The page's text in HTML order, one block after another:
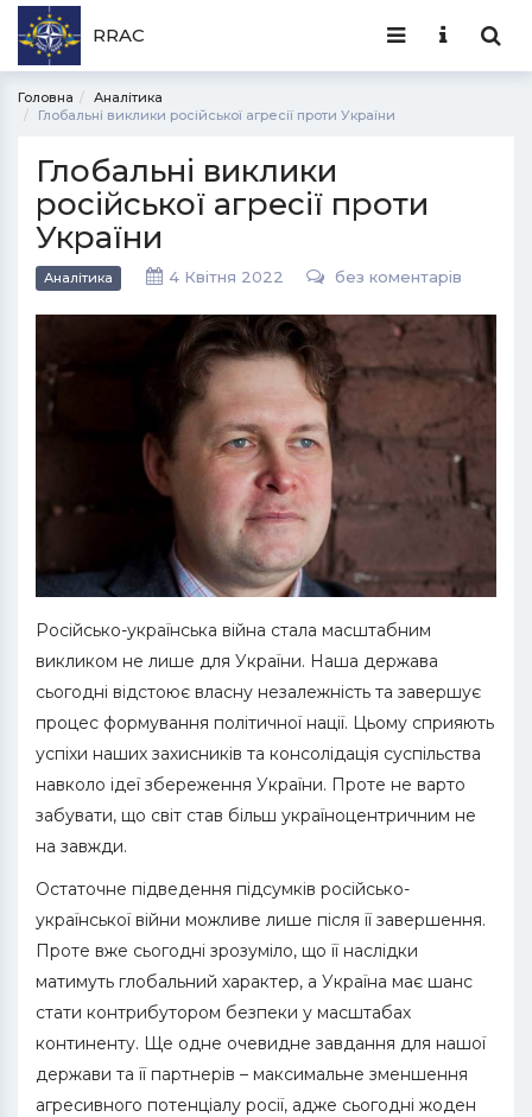
RRAC
Головна
Аналітика
Глобальні виклики російської агресії проти України
Глобальні виклики
російської агресії проти
України
Аналітика 4 Квітня 2022 без коментарів
Російсько-українська війна стала масштабним
викликом не лише для України. Наша держава
сьогодні відстоює власну незалежність та завершує
процес формування політичної нації. Цьому сприяють
успіхи наших захисників та консолідація суспільства
навколо ідеї збереження України. Проте не варто
забувати, що світ став більш україноцентричним не
на завжди.
Остаточне підведення підсумків російсько-
української війни можливе лише після її завершення.
Проте вже сьогодні зрозуміло, що її наслідки
матимуть глобальний характер, а Україна має шанс
стати контрибутором безпеки у масштабах
континенту. Ще одне очевидне завдання для нашої
держави та її партнерів – максимальне зменшення
агресивного потенціалу росії, адже сьогодні жоден